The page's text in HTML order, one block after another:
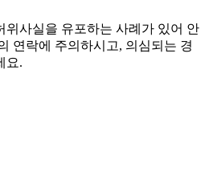
위사실을 유포하는 사례가 있어 안
연락에 주의하시고, 의심되는 경
요.